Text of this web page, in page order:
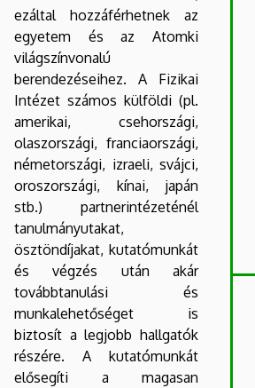
ezáltal hozzáférhetnek az
egyetem és az Atomki
világszínvonalú
berendezéseihez. A Fizikai
Intézet számos külföldi (pl.
amerikai, csehországi,
olaszországi, franciaországi,
németországi, izraeli, svájci,
oroszországi, kínai, japán
stb.) partnerintézeténél
tanulmányutakat,
ösztöndíjakat, kutatómunkát
és végzés után akár
továbbtanulási és
munkalehetőséget is
biztosít a legjobb hallgatók
részére. A kutatómunkát
elősegíti a magasan